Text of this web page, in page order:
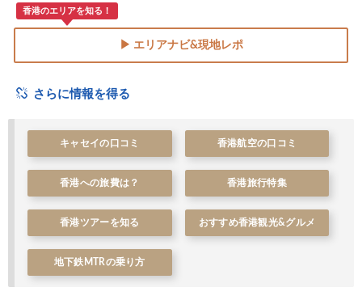
香港のエリアを知る！
▶ エリアナビ&現地レポ
さらに情報を得る
キャセイの口コミ 香港航空の口コミ
香港への旅費は？ 香港旅行特集
香港ツアーを知る おすすめ香港観光&グルメ
地下鉄MTRの乗り方